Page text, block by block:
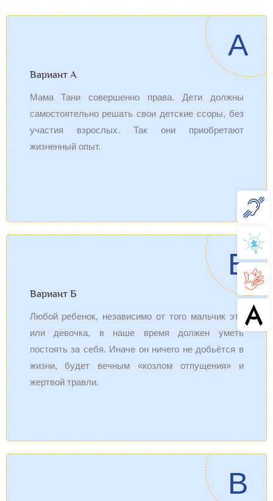
A
Вариант А
Мама Тани совершенно права. Дети должны
самостоятельно решать свои детские ссоры, без
участия взрослых. Так они приобретают
жизненный опыт.
Б
Вариант Б
Любой ребенок, независимо от того мальчик это
или девочка, в наше время должен уметь
постоять за себя. Иначе он ничего не добьётся в
жизни, будет вечным «козлом отпущения» и
жертвой травли.
В